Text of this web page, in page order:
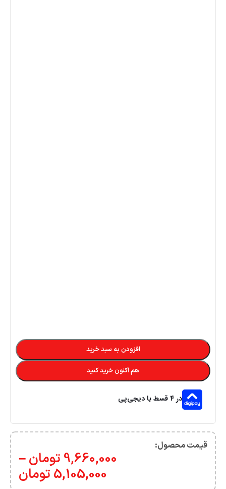
افزودن به سبد خرید
هم اکنون خرید کنید
در ۴ قسط با دیجی‌پی
قیمت محصول:​
9,660,000 تومان–
5,105,000 تومان